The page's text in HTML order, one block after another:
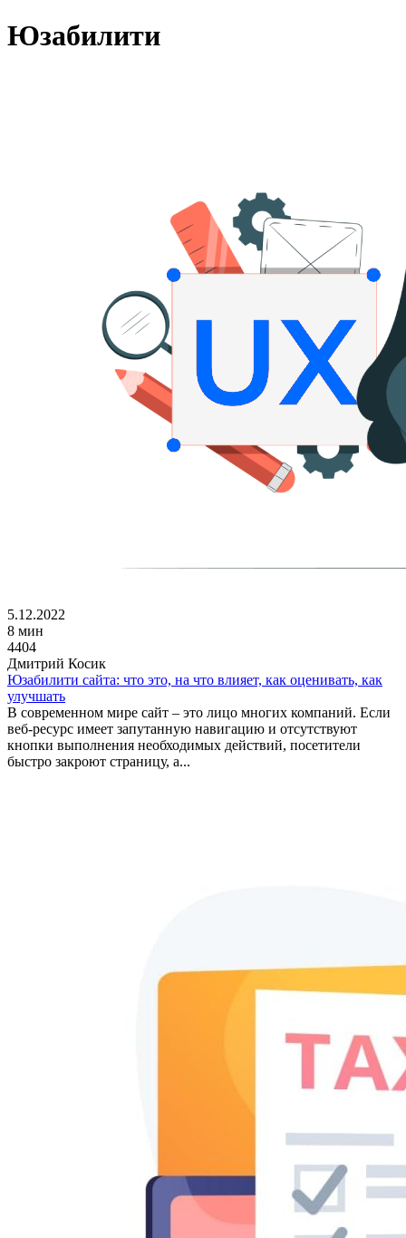
Юзабилити
5.12.2022
8 мин
4404
Дмитрий Косик
Юзабилити сайта: что это, на что влияет, как оценивать, как
улучшать
В современном мире сайт – это лицо многих компаний. Если
веб-ресурс имеет запутанную навигацию и отсутствуют
кнопки выполнения необходимых действий, посетители
быстро закроют страницу, а...